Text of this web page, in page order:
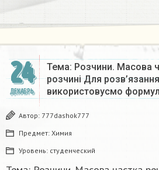
24
ДЕКАБРЬ
Тема: Розчини. Масова
розчині Для
використовусмо
Автор: 777dashok777
Предмет: Химия
Уровень: студенческий